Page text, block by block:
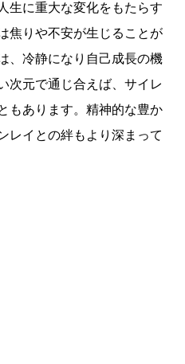
生に重大な変化をもたらす
焦りや不安が生じることが
、冷静になり自己成長の機
次元で通じ合えば、サイレ
もあります。精神的な豊か
レイとの絆もより深まって